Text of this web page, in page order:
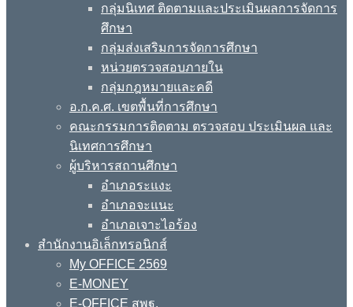
กลุ่มนิเทศ ติดตามและประเมินผลการจัดการ
ศึกษา
กลุ่มส่งเสริมการจัดการศึกษา
หน่วยตรวจสอบภายใน
กลุ่มกฎหมายและคดี
อ.ก.ค.ศ. เขตพื้นที่การศึกษา
คณะกรรมการติดตาม ตรวจสอบ ประเมินผล และ
นิเทศการศึกษา
ผู้บริหารสถานศึกษา
อำเภอระแงะ
อำเภอจะแนะ
อำเภอเจาะไอร้อง
สำนักงานอิเล็กทรอนิกส์
My OFFICE 2569
E-MONEY
E-OFFICE สพฐ.